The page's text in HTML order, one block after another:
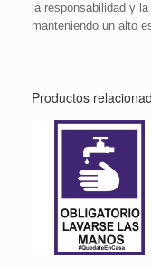
la responsabilidad y
manteniendo un alto
Productos